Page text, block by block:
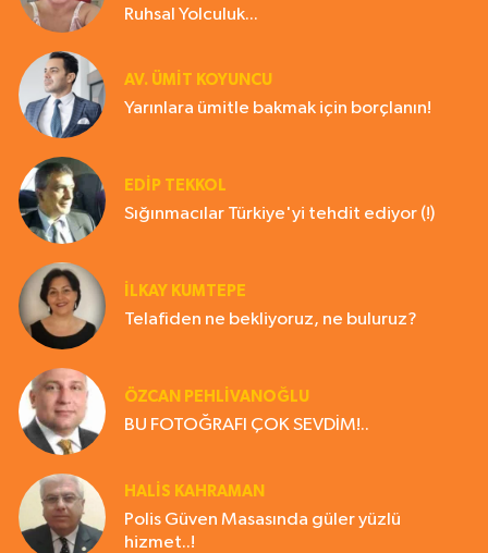
Ruhsal Yolculuk...
AV. ÜMIT KOYUNCU
Yarınlara ümitle bakmak için borçlanın!
EDIP TEKKOL
Sığınmacılar Türkiye'yi tehdit ediyor (!)
İLKAY KUMTEPE
Telafiden ne bekliyoruz, ne buluruz?
ÖZCAN PEHLİVANOĞLU
BU FOTOĞRAFI ÇOK SEVDİM!..
HALIS KAHRAMAN
Polis Güven Masasında güler yüzlü
hizmet..!